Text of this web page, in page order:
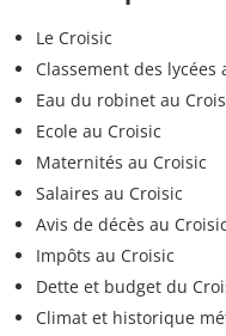
Le Croisic
Classement des lycées
Eau du robinet au
Ecole au Croisic
Maternités au Croisic
Salaires au Croisic
Avis de décès au Croisic
Impôts au Croisic
Dette et budget du
Climat et historique